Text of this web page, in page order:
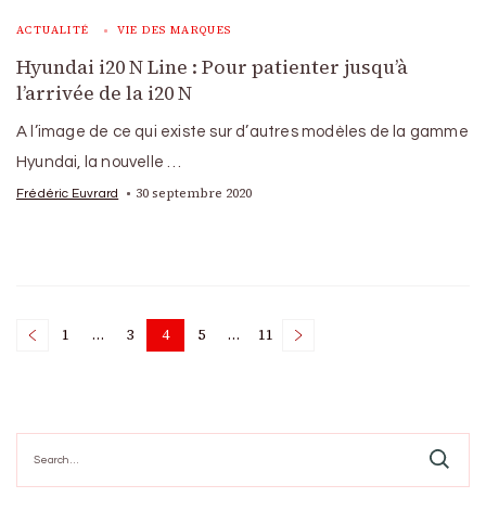
ACTUALITÉ VIE DES MARQUES
Hyundai i20 N Line : Pour patienter jusqu’à
l’arrivée de la i20 N
A l’image de ce qui existe sur d’autres modèles de la gamme
Hyundai, la nouvelle …
Frédéric Euvrard 30 septembre 2020
Posts
Page
1 … Page
3 Page
4 Page
5 … Page
11
for: